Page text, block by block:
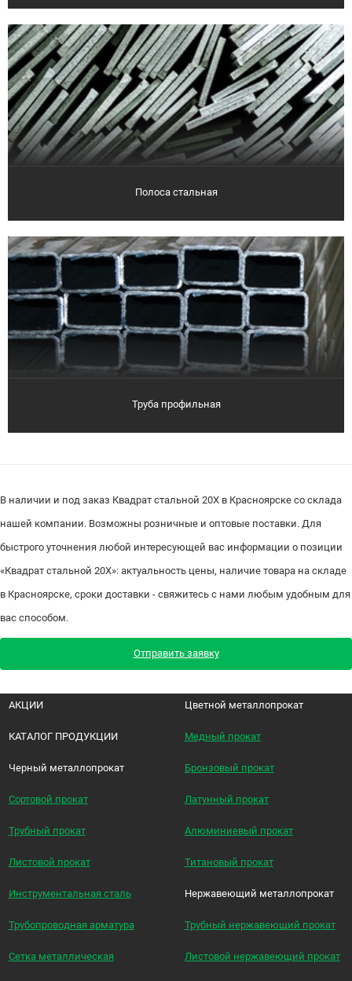
Полоса стальная
Труба профильная
В наличии и под заказ Квадрат стальной 20Х в Красноярске со склада
нашей компании. Возможны розничные и оптовые поставки. Для
быстрого уточнения любой интересующей вас информации о позиции
«Квадрат стальной 20Х»: актуальность цены, наличие товара на складе
в Красноярске, сроки доставки - свяжитесь с нами любым удобным для
вас способом.
Отправить заявку
АКЦИИ
КАТАЛОГ ПРОДУКЦИИ
Черный металлопрокат
Сортовой прокат
Трубный прокат
Листовой прокат
Инструментальная сталь
Трубопроводная арматура
Сетка металлическая
Цветной металлопрокат
Медный прокат
Бронзовый прокат
Латунный прокат
Алюминиевый прокат
Титановый прокат
Нержавеющий металлопрокат
Трубный нержавеющий прокат
Листовой нержавеющий прокат